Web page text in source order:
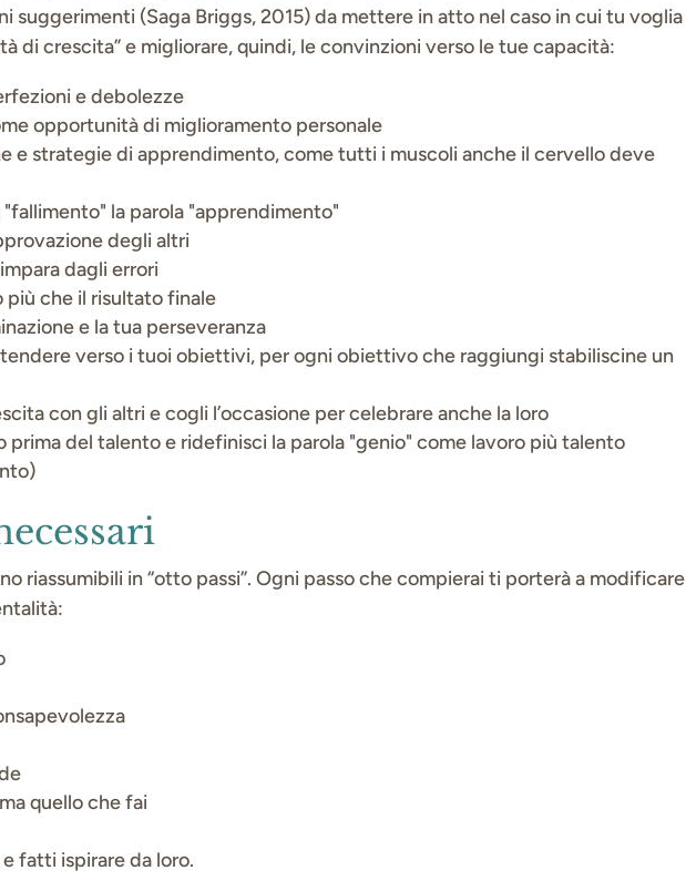
suggerimenti (Saga Briggs, 2015) da mettere in atto nel caso in cui tu voglia
di crescita” e migliorare, quindi, le convinzioni verso le tue capacità:
e debolezze
opportunità di miglioramento personale
e strategie di apprendimento, come tutti i muscoli anche il cervello deve
la parola "apprendimento"
degli altri
dagli errori
più che il risultato finale
e la tua perseveranza
verso i tuoi obiettivi, per ogni obiettivo che raggiungi stabiliscine un
con gli altri e cogli l’occasione per celebrare anche la loro
prima del talento e ridefinisci la parola "genio" come lavoro più talento
riassumibili in “otto passi”. Ogni passo che compierai ti porterà a modificare
quello che fai
fatti ispirare da loro.